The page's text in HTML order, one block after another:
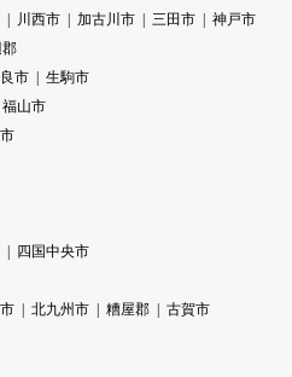
川西市 加古川市 三田市
神戸市
郡
市
生駒市
福山市
四国中央市
北九州市 糟屋郡
古賀市